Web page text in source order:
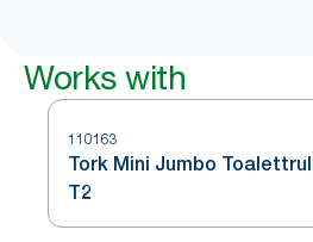
Works with
110163
Tork Mini Jumbo
T2